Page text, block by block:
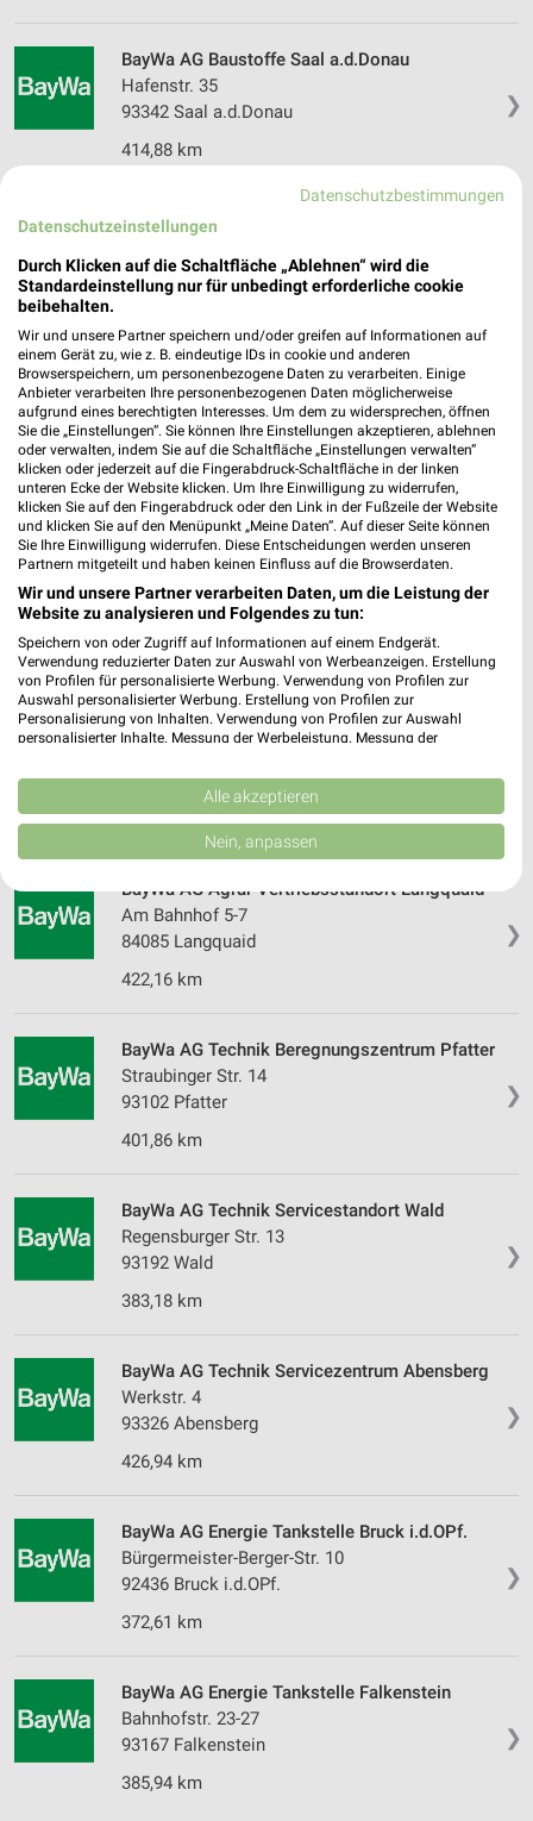
❯
BayWa AG Baustoffe Saal a.d.Donau
Hafenstr. 35
93342 Saal a.d.Donau
414,88 km
BayWa AG Technik Servicestandort Riekofen-
Am Bahnhof 11
93104 Riekofen
408,48 km
BayWa AG Energie Tankstelle Wörth a.d.Donau
Gewerbepark C 6
93086 Wörth a.d.Donau
397,84 km
BayWa AG Baustoffe Wörth a.d.Donau
Gewerbepark B 6
93086 Wörth a.d.Donau
397,98 km
BayWa AG Energie Tankstelle Langquaid
84085 Langquaid
421,43 km
❯
BayWa AG Agrar Vertriebsstandort Langquaid
Am Bahnhof 5-7
84085 Langquaid
422,16 km
❯
BayWa AG Technik Beregnungszentrum Pfatter
Straubinger Str. 14
93102 Pfatter
401,86 km
❯
BayWa AG Technik Servicestandort Wald
Regensburger Str. 13
93192 Wald
383,18 km
❯
BayWa AG Technik Servicezentrum Abensberg
Werkstr. 4
93326 Abensberg
426,94 km
❯
BayWa AG Energie Tankstelle Bruck i.d.OPf.
Bürgermeister-Berger-Str. 10
92436 Bruck i.d.OPf.
372,61 km
❯
BayWa AG Energie Tankstelle Falkenstein
Bahnhofstr. 23-27
93167 Falkenstein
385,94 km
Datenschutzbestimmungen
Datenschutzeinstellungen
Durch Klicken auf die Schaltfläche „Ablehnen“ wird die
Standardeinstellung nur für unbedingt erforderliche cookie
beibehalten.
Wir und unsere Partner speichern und/oder greifen auf Informationen auf
einem Gerät zu, wie z. B. eindeutige IDs in cookie und anderen
Browserspeichern, um personenbezogene Daten zu verarbeiten. Einige
Anbieter verarbeiten Ihre personenbezogenen Daten möglicherweise
aufgrund eines berechtigten Interesses. Um dem zu widersprechen, öffnen
Sie die „Einstellungen“. Sie können Ihre Einstellungen akzeptieren, ablehnen
oder verwalten, indem Sie auf die Schaltfläche „Einstellungen verwalten“
klicken oder jederzeit auf die Fingerabdruck-Schaltfläche in der linken
unteren Ecke der Website klicken. Um Ihre Einwilligung zu widerrufen,
klicken Sie auf den Fingerabdruck oder den Link in der Fußzeile der Website
und klicken Sie auf den Menüpunkt „Meine Daten“. Auf dieser Seite können
Sie Ihre Einwilligung widerrufen. Diese Entscheidungen werden unseren
Partnern mitgeteilt und haben keinen Einfluss auf die Browserdaten.
Wir und unsere Partner verarbeiten Daten, um die Leistung der
Website zu analysieren und Folgendes zu tun:
Speichern von oder Zugriff auf Informationen auf einem Endgerät.
Verwendung reduzierter Daten zur Auswahl von Werbeanzeigen. Erstellung
von Profilen für personalisierte Werbung. Verwendung von Profilen zur
Auswahl personalisierter Werbung. Erstellung von Profilen zur
Personalisierung von Inhalten. Verwendung von Profilen zur Auswahl
personalisierter Inhalte. Messung der Werbeleistung. Messung der
Kombinationen von Daten aus verschiedenen Quellen. Entwicklung und
Verbesserung der Angebote. Verwendung reduzierter Daten zur Auswahl
von Inhalten.
Daten können außerhalb der Europäischen Union weitergegeben und in die
Website/App.
Partnerliste anzeigen (1 IAB-Anbieter)
Wir nutzen Ihre Daten für folgende Zwecke:
IAB-Verarbeitungszwecke:
auf einem Endgerät
Verwendung reduzierter Daten zur Auswahl von
Werbeanzeigen
Verwendung von Profilen zur Auswahl
personalisierter Werbung
Erstellung von Profilen zur Personalisierung
Verwendung von Profilen zur Auswahl
personalisierter Inhalte
Messung der Werbeleistung
Analyse von Zielgruppen durch Statistiken oder
Kombinationen von Daten aus verschiedenen
Quellen
Entwicklung und Verbesserung der Angebote
IAB-Besonderheiten:
Verwendung genauer Standortdaten
Alle akzeptieren
Nein, anpassen